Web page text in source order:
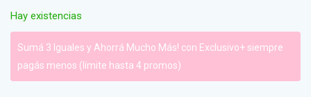
Hay existencias
Sumá 3 Iguales y Ahorrá Mucho Más! con Exclusivo+ siempre
pagás menos (límite hasta 4 promos)